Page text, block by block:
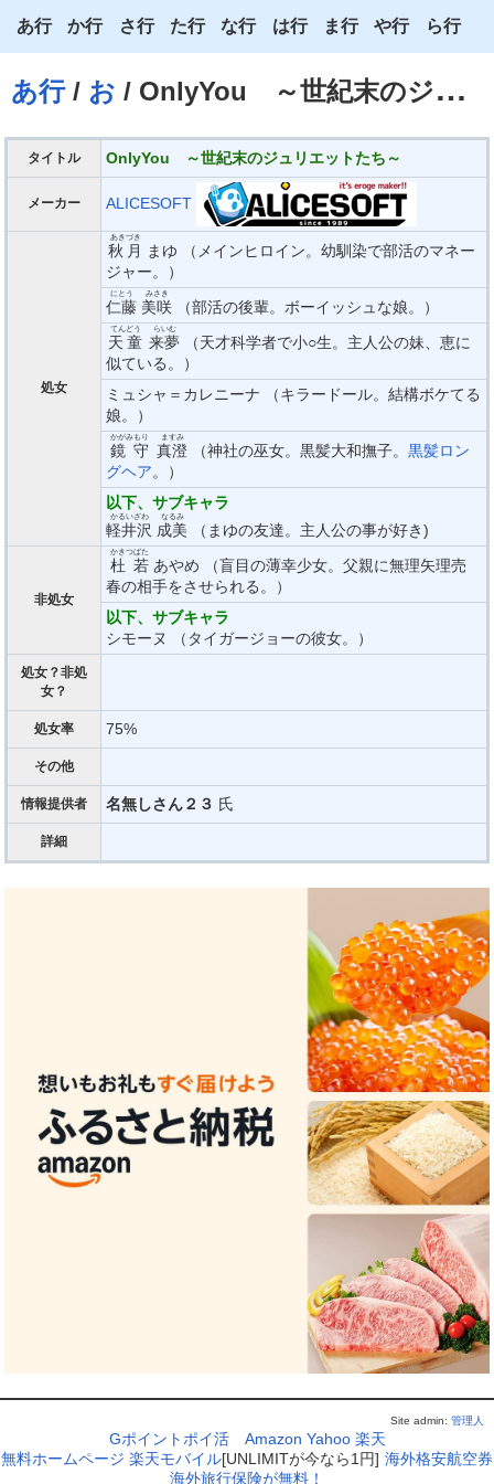
あ行/ お / OnlyYou ～世紀末のジュリエットたち～
あ行
い
う
え
お
か行
き
こ
さ行
し
す
せ
そ
た行
ち
て
と
な行
に
ぬ
ね
の
は行
ふ
へ
ほ
ま行
み
む
め
も
や行
ゆ
わ
ら行
り
ろ
タイトル OnlyYou ～世紀末のジュリエットたち～
メーカー ALICESOFT
処女
秋月
あきづき
まゆ （メインヒロイン。幼馴染で部活のマネー
ジャー。）
仁藤
にとう
美咲
みさき
（部活の後輩。ボーイッシュな娘。）
天童
てんどう
来夢
らいむ
（天才科学者で小○生。主人公の妹、恵に
似ている。）
ミュシャ＝カレニーナ （キラードール。結構ボケてる
娘。）
鏡守
かがみもり
真澄
ますみ
（神社の巫女。黒髪大和撫子。黒髪ロン
グヘア。）
以下、サブキャラ
軽井沢
かるいざわ
成美
なるみ
（まゆの友達。主人公の事が好き)
非処女
杜若
かきつばた
あやめ （盲目の薄幸少女。父親に無理矢理売
春の相手をさせられる。）
以下、サブキャラ
シモーヌ （タイガージョーの彼女。）
処女？非処
女？
処女率 75%
その他
情報提供者 名無しさん２３ 氏
詳細
Site admin:管理人
Gポイントポイ活 Amazon Yahoo 楽天
無料ホームページ 楽天モバイル[UNLIMITが今なら1円] 海外格安航空券
海外旅行保険が無料！